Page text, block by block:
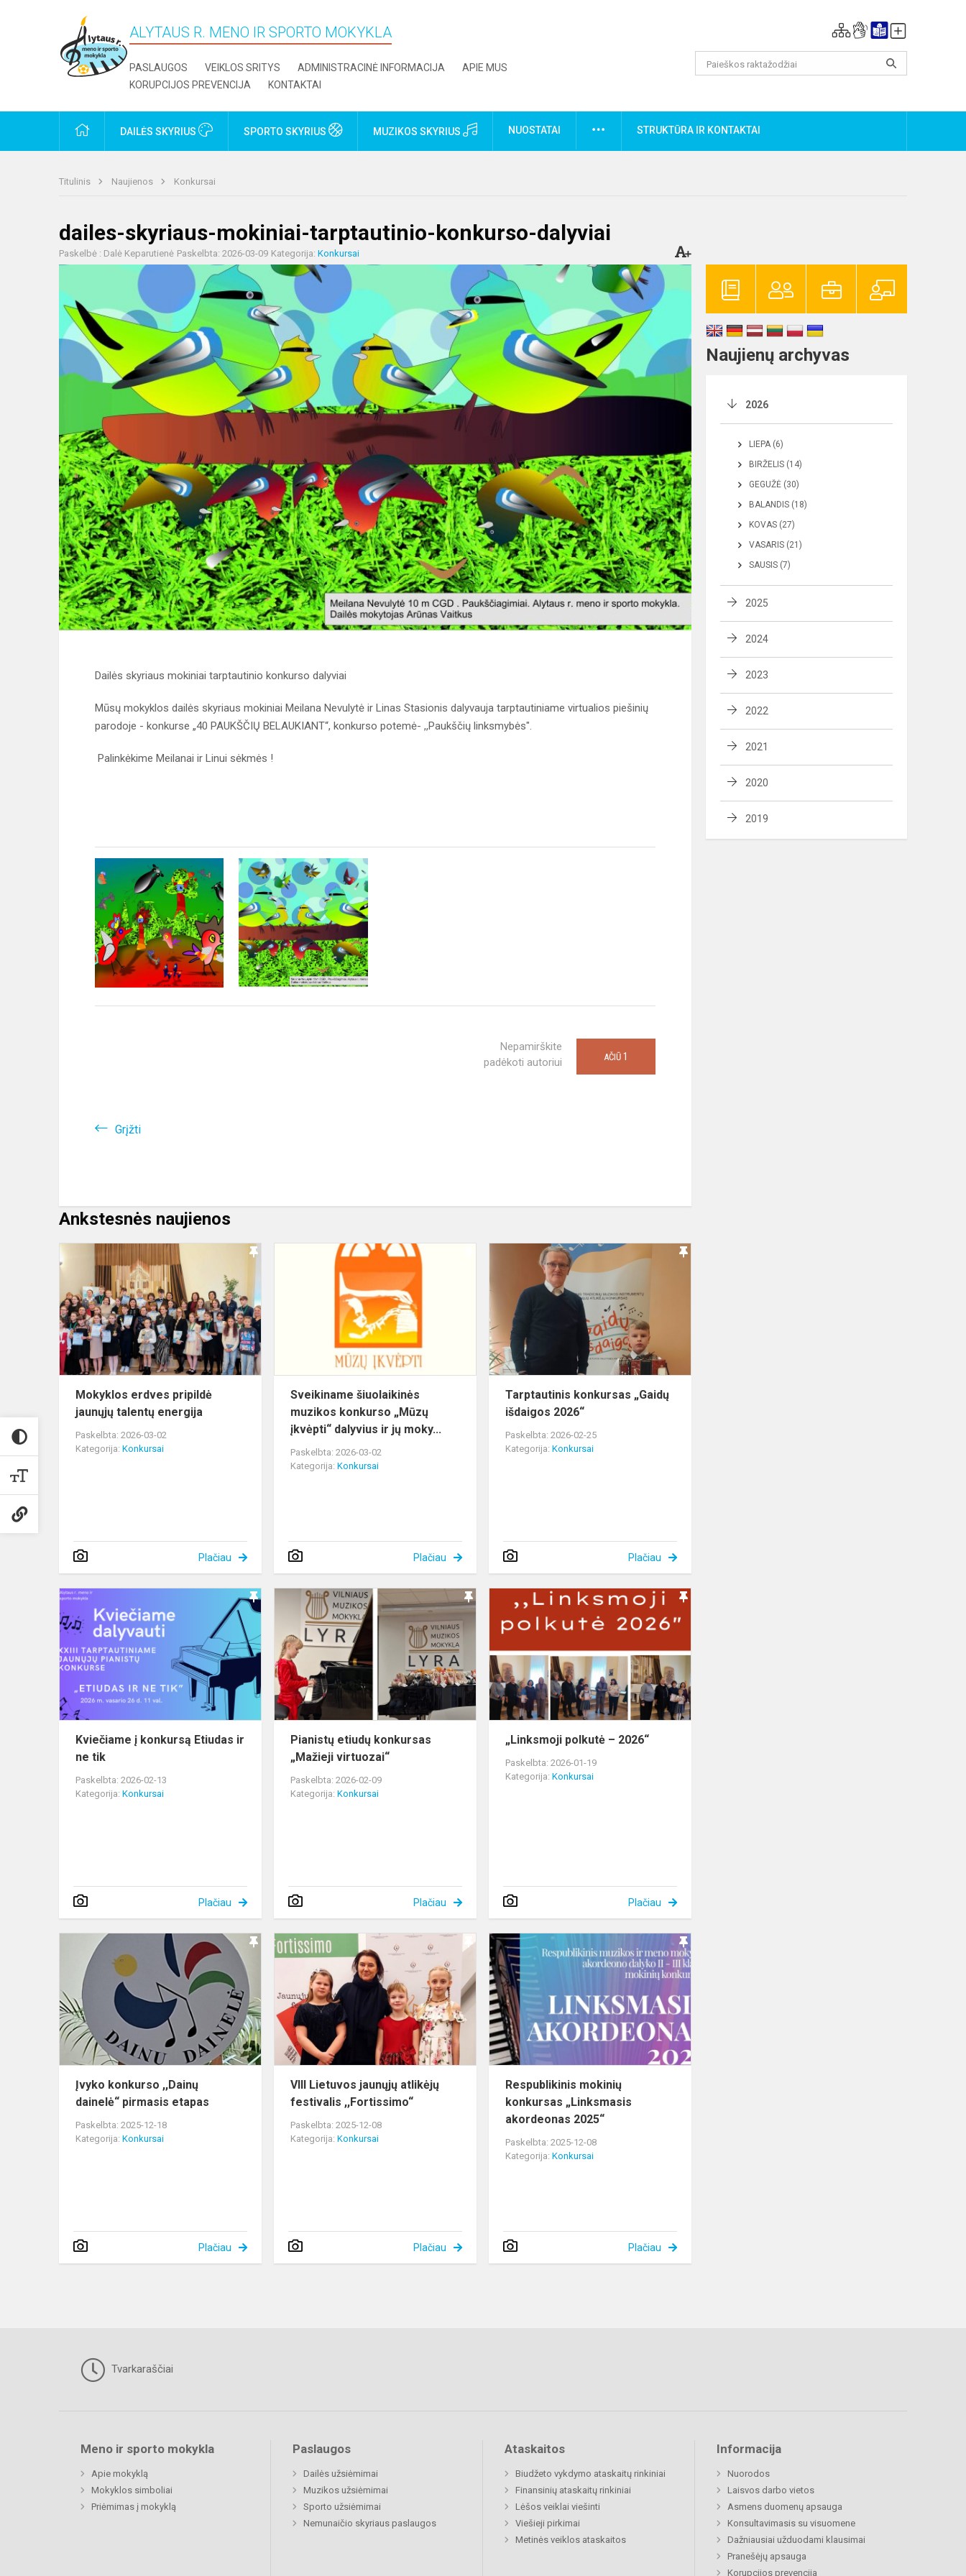
ALYTAUS R. MENO IR SPORTO MOKYKLA
PASLAUGOS VEIKLOS SRITYS ADMINISTRACINĖ INFORMACIJA
APIE MUS
KORUPCIJOS PREVENCIJA
KONTAKTAI
PRADŽIADAILĖS SKYRIUS SPORTO SKYRIUS MUZIKOS SKYRIUS NUOSTATAI STRUKTŪRA IR KONTAKTAI
Titulinis Naujienos Konkursai
dailes-skyriaus-mokiniai-tarptautinio-konkurso-dalyviai
Paskelbė : Dalė Keparutienė Paskelbta: 2026-03-09 Kategorija: Konkursai
Dailės skyriaus mokiniai tarptautinio konkurso dalyviai
Mūsų mokyklos dailės skyriaus mokiniai Meilana Nevulytė ir Linas Stasionis dalyvauja tarptautiniame virtualios piešinių
parodoje - konkurse „40 PAUKŠČIŲ BELAUKIANT“, konkurso potemė- ,,Paukščių linksmybės".
Palinkėkime Meilanai ir Linui sėkmės !
Nepamirškite
padėkoti autoriui
AČIŪ 1
Grįžti
Ankstesnės naujienos
jaunųjų
talentų
Mokyklos erdves pripildė
jaunųjų talentų energija
Paskelbta: 2026-03-02
Kategorija: Konkursai
Plačiau
muzikos
konkurso
„Mūzų
įkvėpti“
dal...
Sveikiname šiuolaikinės
muzikos konkurso „Mūzų
įkvėpti“ dalyvius ir jų moky...
Paskelbta: 2026-03-02
Kategorija:Konkursai
Plačiau
Tarptautinis konkursas „Gaidų
išdaigos 2026“
Paskelbta: 2026-02-25
Kategorija:Konkursai
Plačiau
Kviečiame
į
konkursą
Etiudas
Kviečiame į konkursą Etiudas ir
ne tik
Paskelbta: 2026-02-13
Kategorija: Konkursai
Plačiau
etiudų
konkursas
„Mažieji
virtuozai“
Pianistų etiudų konkursas
„Mažieji virtuozai“
Paskelbta: 2026-02-09
Kategorija:Konkursai
Plačiau
2026“
„Linksmoji polkutė – 2026“
Paskelbta: 2026-01-19
Kategorija:Konkursai
Plačiau
Įvyko
konkurso
dainelė“
pirmasis
etapas
Įvyko konkurso ,,Dainų
dainelė“ pirmasis etapas
Paskelbta: 2025-12-18
Kategorija: Konkursai
Plačiau
VIII
Lietuvos
jaunųjų
atlikėjų
festivalis
,,Fortissimo“
VIII Lietuvos jaunųjų atlikėjų
festivalis ,,Fortissimo“
Paskelbta: 2025-12-08
Kategorija:Konkursai
Plačiau
mokinių
konkursas
„Linksmasis
akordeonas
Respublikinis mokinių
konkursas „Linksmasis
akordeonas 2025“
Paskelbta: 2025-12-08
Kategorija:Konkursai
Plačiau
Naujienų archyvas
2026
LIEPA (6)
BIRŽELIS (14)
GEGUŽĖ (30)
BALANDIS (18)
KOVAS (27)
VASARIS (21)
SAUSIS (7)
2025
2024
2023
2022
2021
2020
2019
Tvarkaraščiai
Meno ir sporto mokykla
Apie mokyklą
Mokyklos simboliai
Priėmimas į mokyklą
Paslaugos
Dailės užsiėmimai
Muzikos užsiėmimai
Sporto užsiėmimai
Nemunaičio skyriaus paslaugos
Ataskaitos
Biudžeto vykdymo ataskaitų rinkiniai
Finansinių ataskaitų rinkiniai
Lėšos veiklai viešinti
Viešieji pirkimai
Metinės veiklos ataskaitos
Informacija
Nuorodos
Laisvos darbo vietos
Asmens duomenų apsauga
Konsultavimasis su visuomene
Dažniausiai užduodami klausimai
Pranešėjų apsauga
Korupcijos prevencija